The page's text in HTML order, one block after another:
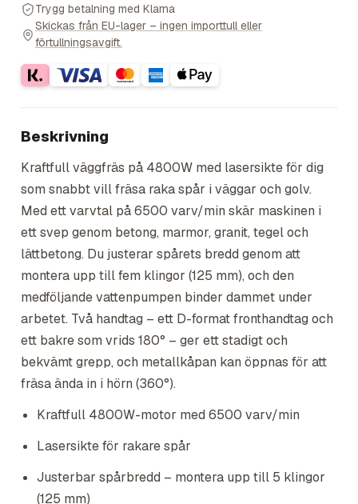
Trygg betalning med Klarna
Skickas från EU-lager – ingen importtull eller
förtullningsavgift.
Beskrivning
Kraftfull väggfräs på 4800W med lasersikte för dig
som snabbt vill fräsa raka spår i väggar och golv.
Med ett varvtal på 6500 varv/min skär maskinen i
ett svep genom betong, marmor, granit, tegel och
lättbetong. Du justerar spårets bredd genom att
montera upp till fem klingor (125 mm), och den
medföljande vattenpumpen binder dammet under
arbetet. Två handtag – ett D-format fronthandtag och
ett bakre som vrids 180° – ger ett stadigt och
bekvämt grepp, och metallkåpan kan öppnas för att
fräsa ända in i hörn (360°).
Kraftfull 4800W-motor med 6500 varv/min
Lasersikte för rakare spår
Justerbar spårbredd – montera upp till 5 klingor
(125 mm)